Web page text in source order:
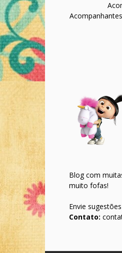
Blog com
muito fofas!
Envie
Contato: